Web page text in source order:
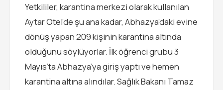
Yetkililer, karantina merkezi olarak kullanılan
Aytar Otel’de şu ana kadar, Abhazya’daki evine
dönüş yapan 209 kişinin karantina altında
olduğunu söylüyorlar. İlk öğrenci grubu 3
Mayıs’ta Abhazya’ya giriş yaptı ve hemen
karantina altına alındılar. Sağlık Bakanı Tamaz